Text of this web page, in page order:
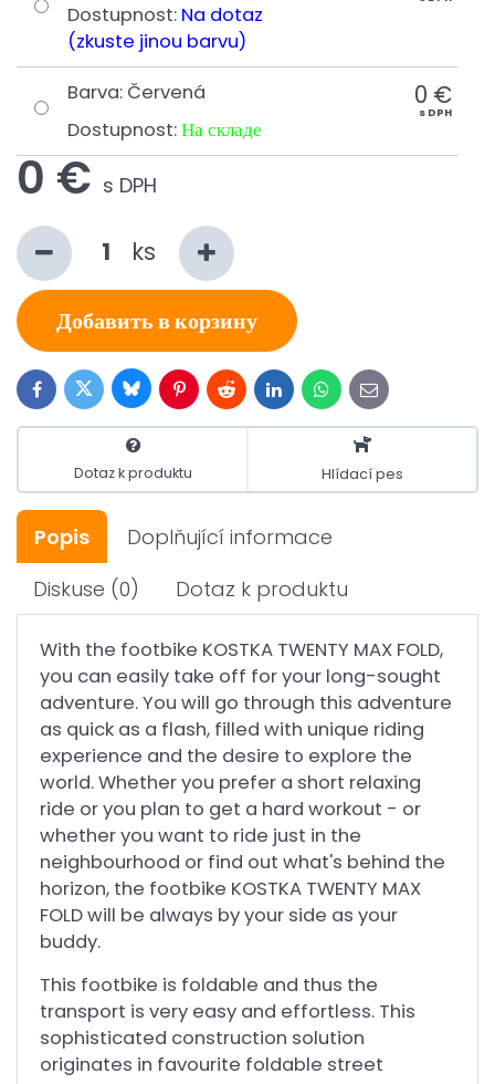
Dostupnost: Na dotaz
(zkuste jinou barvu)
Barva: Červená
Dostupnost:На складе
0 €
s DPH
0 € s DPH
ks
Добавить в корзину
FacebookTwitterBlueskyPinterestRedditLinkedInWhatsApp
E-
mail
Dotaz k produktu Hlídací pes
Popis
Doplňující informace
Diskuse (0) Dotaz k produktu
With the footbike KOSTKA TWENTY MAX FOLD,
you can easily take off for your long-sought
adventure. You will go through this adventure
as quick as a flash, filled with unique riding
experience and the desire to explore the
world. Whether you prefer a short relaxing
ride or you plan to get a hard workout - or
whether you want to ride just in the
neighbourhood or find out what's behind the
horizon, the footbike KOSTKA TWENTY MAX
FOLD will be always by your side as your
buddy.
This footbike is foldable and thus the
transport is very easy and effortless. This
sophisticated construction solution
originates in favourite foldable street